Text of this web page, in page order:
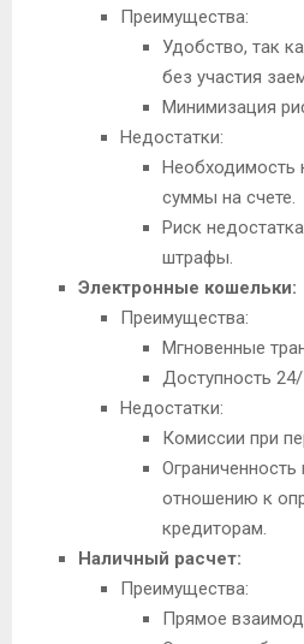
Преимущества:
Удобство, так
без участия
Минимизация
Недостатки:
Необходимость
суммы на счете.
Риск
штрафы.
Электронные кошельки:
Преимущества:
Мгновенные
Доступность 24/
Недостатки:
Комиссии при
отношению к
кредиторам.
Наличный расчет:
Преимущества:
Прямое